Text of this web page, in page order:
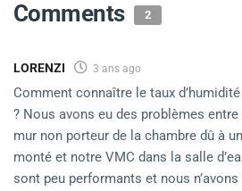
Comments 2
LORENZI 3 ans ago
Comment connaître le taux
? Nous avons eu des problèmes
mur non porteur de la chambre dû à
monté et notre VMC dans la salle
sont peu performants et nous